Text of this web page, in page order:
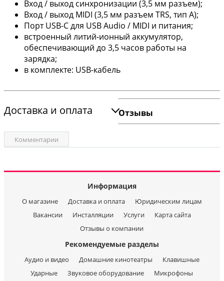
Вход / выход синхронизации (3,5 мм разъем);
Вход / выход MIDI (3,5 мм разъем TRS, тип A);
Порт USB-C для USB Audio / MIDI и питания;
встроенный литий-ионный аккумулятор,
обеспечивающий до 3,5 часов работы на
зарядка;
в комплекте: USB-кабель
Доставка и оплата Отзывы
Комментарии
Информация
О магазине Доставка и оплата
Юридическим лицам
Вакансии
Инсталляции Услуги
Карта сайта
Отзывы о компании
Рекомендуемые разделы
Аудио и видео Домашние кинотеатры
Клавишные
Ударные
Звуковое оборудование
Микрофоны